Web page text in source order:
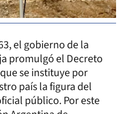
el gobierno de la
promulgó el Decreto
se instituye por
país la figura del
público. Por este